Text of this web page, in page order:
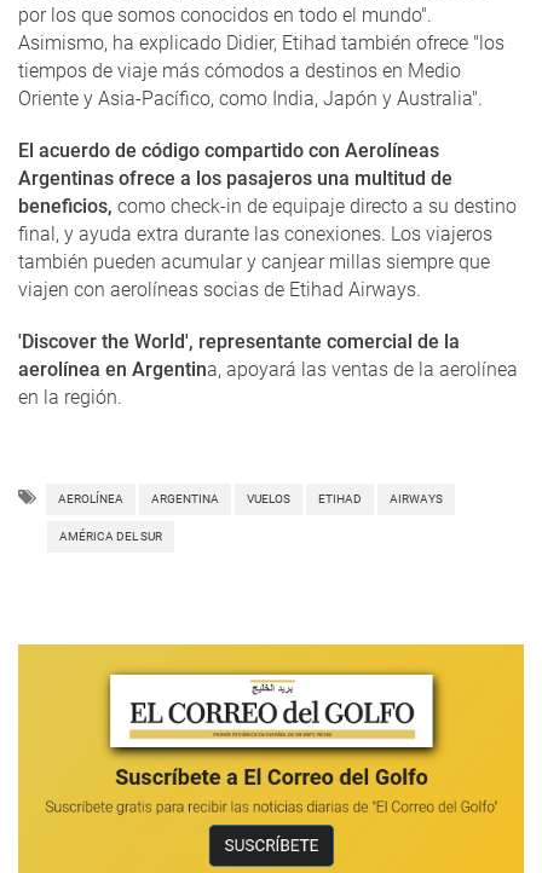
por los que somos conocidos en todo el mundo".
Asimismo, ha explicado Didier, Etihad también ofrece "los
tiempos de viaje más cómodos a destinos en Medio
Oriente y Asia-Pacífico, como India, Japón y Australia".
El acuerdo de código compartido con Aerolíneas
Argentinas ofrece a los pasajeros una multitud de
beneficios, como check-in de equipaje directo a su destino
final, y ayuda extra durante las conexiones. Los viajeros
también pueden acumular y canjear millas siempre que
viajen con aerolíneas socias de Etihad Airways.
'Discover the World', representante comercial de la
aerolínea en Argentina, apoyará las ventas de la aerolínea
en la región.
AEROLÍNEA ARGENTINA VUELOS ETIHAD AIRWAYS
AMÉRICA DEL SUR